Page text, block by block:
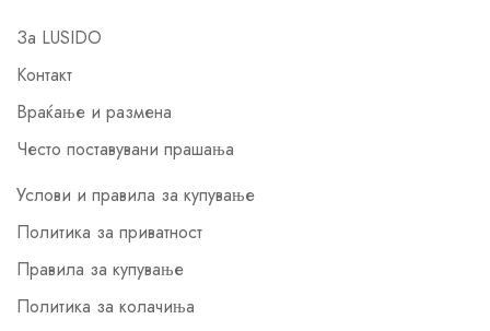
За LUSIDO
Контакт
Враќање и размена
Често поставувани прашања
Услови и правила за купување
Политика за приватност
Правила за купување
Политика за колачиња